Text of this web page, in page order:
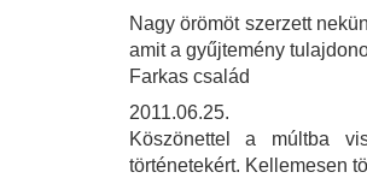
Nagy örömöt szerzett
amit a gyűjtemény
Farkas család
2011.06.25.
Köszönettel a múltba
történetekért. Kellemesen